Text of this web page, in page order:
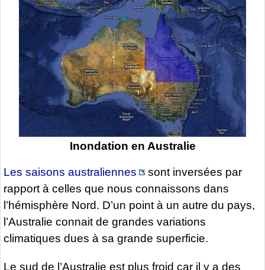
Inondation en Australie
Les saisons australiennes
sont inversées par
rapport à celles que nous connaissons dans
l’hémisphère Nord. D’un point à un autre du pays,
l’Australie connait de grandes variations
climatiques dues à sa grande superficie.
Le sud de l’Australie est plus froid car il y a des